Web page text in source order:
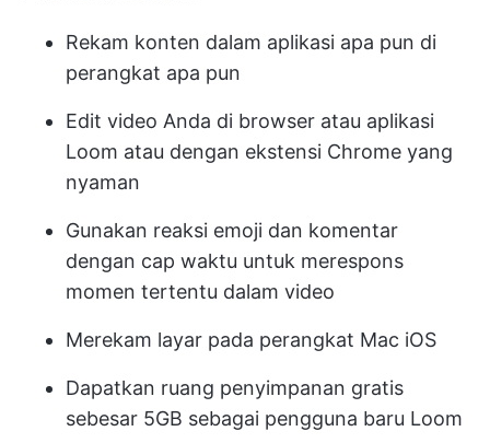
Rekam konten dalam aplikasi apa pun di
perangkat apa pun
Edit video Anda di browser atau aplikasi
Loom atau dengan ekstensi Chrome yang
nyaman
Gunakan reaksi emoji dan komentar
dengan cap waktu untuk merespons
momen tertentu dalam video
Merekam layar pada perangkat Mac iOS
Dapatkan ruang penyimpanan gratis
sebesar 5GB sebagai pengguna baru Loom